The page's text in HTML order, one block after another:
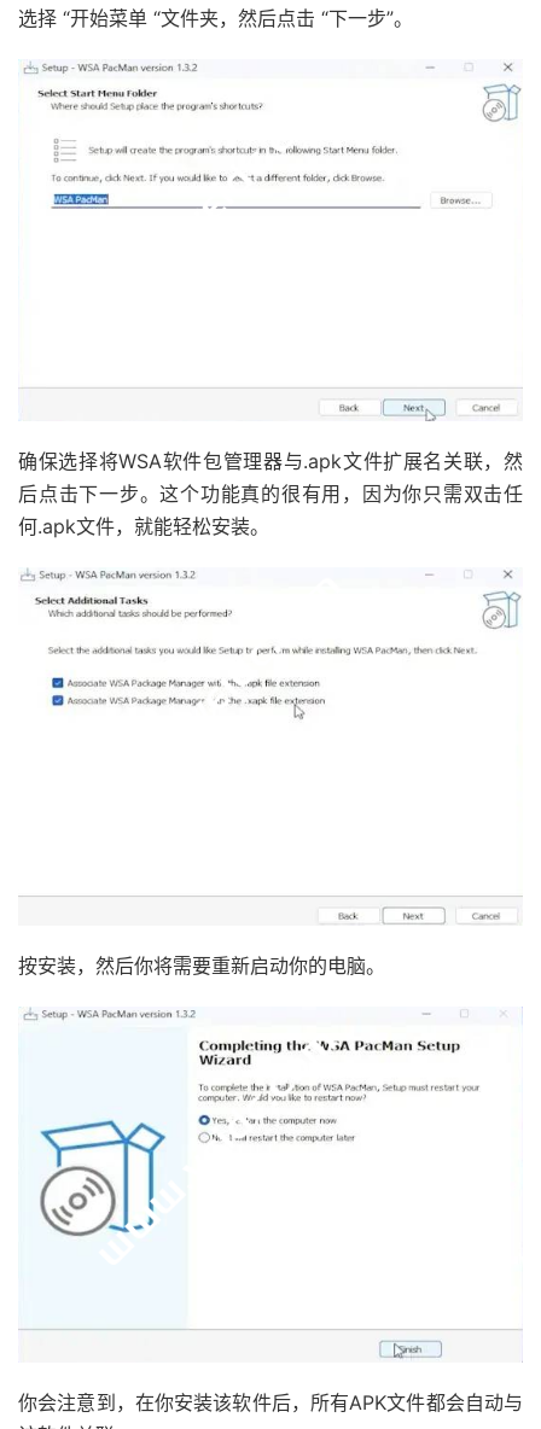
选择 “开始菜单 “文件夹，然后点击 “下一步”。
确保选择将WSA软件包管理器与.apk文件扩展名关联，然
后点击下一步。这个功能真的很有用，因为你只需双击任
何.apk文件，就能轻松安装。
按安装，然后你将需要重新启动你的电脑。
你会注意到，在你安装该软件后，所有APK文件都会自动与